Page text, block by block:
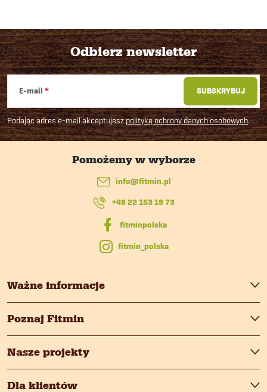
S
t
o
Odbierz newsletter
E-mail
Podając adres e-mail akceptujeszpolitykę ochrony danych osobowych.
SUBSKRYBUJ
Ważne informacje
Poznaj Fitmin
Nasze projekty
Dla klientów
info@fitmin.pl
+48 22 153 19 73
fitmin_polska